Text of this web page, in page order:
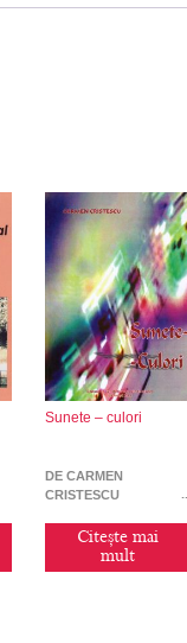
Sunete – culori
DE CARMEN
CRISTESCU
Citește mai
mult